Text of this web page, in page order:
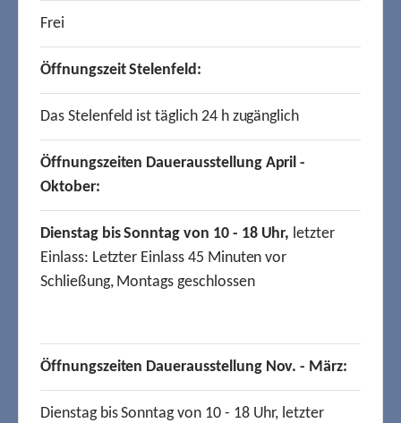
Frei
Öffnungszeit Stelenfeld:
Das Stelenfeld ist täglich 24 h zugänglich
Öffnungszeiten Dauerausstellung April -
Oktober:
Dienstag bis Sonntag von 10 - 18 Uhr, letzter
Einlass: Letzter Einlass 45 Minuten vor
Schließung, Montags geschlossen
Öffnungszeiten Dauerausstellung Nov. - März:
Dienstag bis Sonntag von 10 - 18 Uhr, letzter